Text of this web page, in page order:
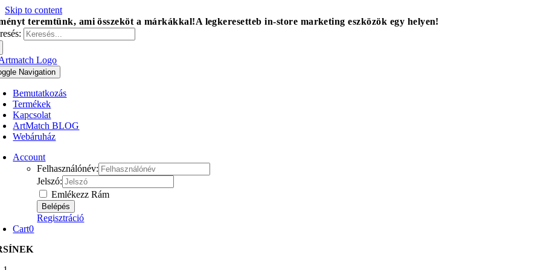
Skip to content
teremtünk, ami összeköt a márkákkal!A legkeresetteb in-store marketing eszközök egy helyen!
Navigation
Bemutatkozás
Termékek
Kapcsolat
ArtMatch BLOG
Webáruház
Account
Felhasználónév:
Jelszó:
Emlékezz Rám
Regisztráció
Cart0